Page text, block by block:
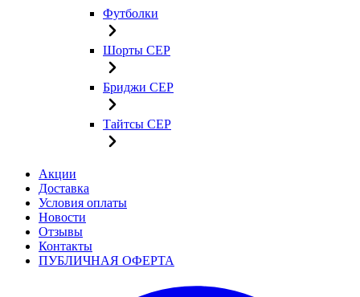
Футболки
Шорты CEP
Бриджи CEP
Тайтсы CEP
Акции
Доставка
Условия оплаты
Новости
Отзывы
Контакты
ПУБЛИЧНАЯ ОФЕРТА